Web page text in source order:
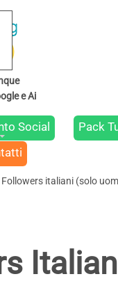
Social Pack
Followers italiani (solo